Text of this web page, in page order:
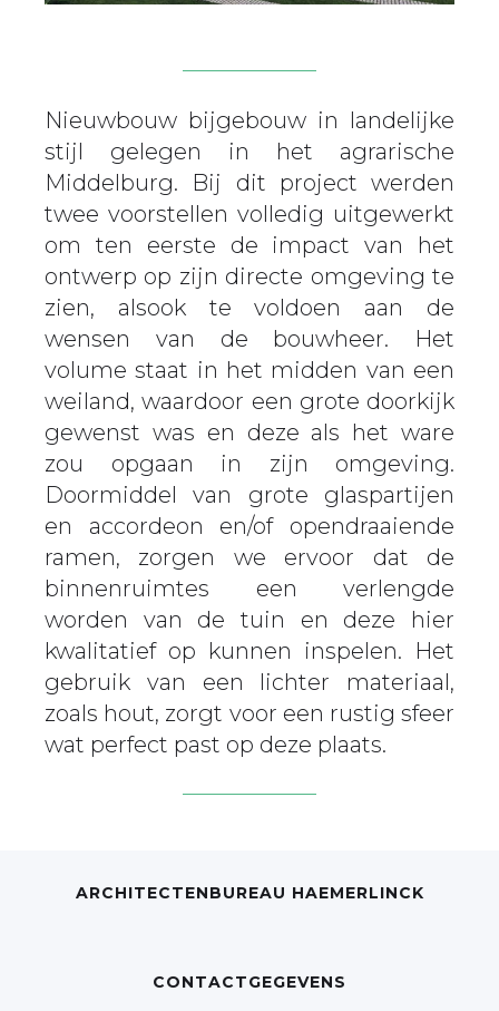
Nieuwbouw bijgebouw in landelijke
stijl gelegen in het agrarische
Middelburg. Bij dit project werden
twee voorstellen volledig uitgewerkt
om ten eerste de impact van het
ontwerp op zijn directe omgeving te
zien, alsook te voldoen aan de
wensen van de bouwheer. Het
volume staat in het midden van een
weiland, waardoor een grote doorkijk
gewenst was en deze als het ware
zou opgaan in zijn omgeving.
Doormiddel van grote glaspartijen
en accordeon en/of opendraaiende
ramen, zorgen we ervoor dat de
binnenruimtes een verlengde
worden van de tuin en deze hier
kwalitatief op kunnen inspelen. Het
gebruik van een lichter materiaal,
zoals hout, zorgt voor een rustig sfeer
wat perfect past op deze plaats.
ARCHITECTENBUREAU HAEMERLINCK
CONTACTGEGEVENS